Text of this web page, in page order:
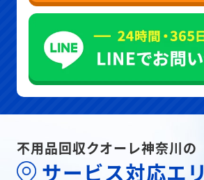
不用品回収クオーレ神奈川の
サービス対応エ